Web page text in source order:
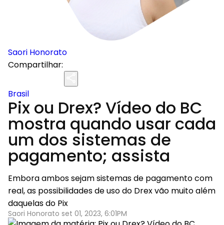
Saori Honorato
Compartilhar:
Brasil
Pix ou Drex? Vídeo do BC
mostra quando usar cada
um dos sistemas de
pagamento; assista
Embora ambos sejam sistemas de pagamento com
real, as possibilidades de uso do Drex vão muito além
daquelas do Pix
Saori Honorato set 01, 2023, 6:01PM